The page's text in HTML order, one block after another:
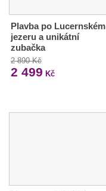
Plavba po Lucernském
jezeru a unikátní
zubačka
2 890 Kč
2 499 Kč